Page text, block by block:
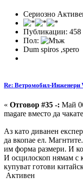
Сериозно
Публикации: 458
Пол:
Dum spiros ,spero
Re: Ветромобил-Инженери
« Отговор #35 -: Май
magare вместо да
Аз като диванен
да вкопае ел.
им форма размери. И
И осцилоскоп нямам с
купуват готови
Активен